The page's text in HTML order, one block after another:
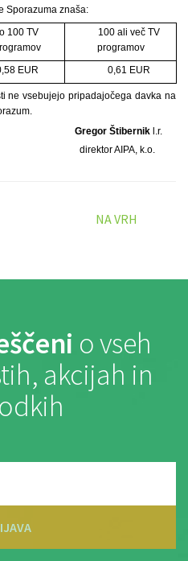
Sporazuma znaša:
100 TV
100 ali več TV
programov
EUR 0,61 EUR
ne vsebujejo pripadajočega davka na
Gregor Štibernik l.r.
direktor AIPA, k.o.
NA VRH
o vseh
akcijah in